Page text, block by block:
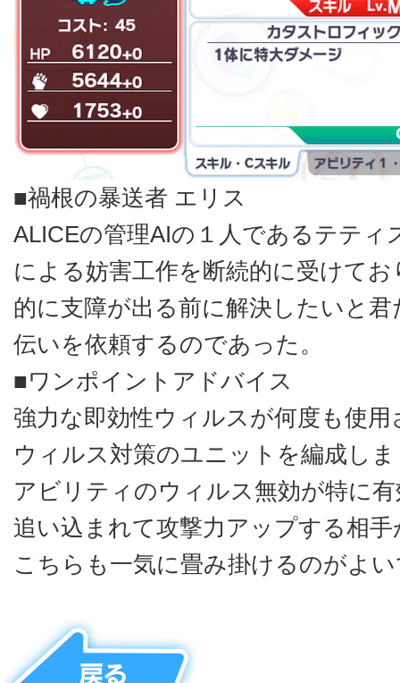
■禍根の暴送者 エリス
ALICEの管理AIの１人であるテティ
による妨害工作を断続的に受けて
的に支障が出る前に解決したいと
伝いを依頼するのであった。
■ワンポイントアドバイス
強力な即効性ウィルスが何度も使
ウィルス対策のユニットを編成し
アビリティのウィルス無効が特に
追い込まれて攻撃力アップする相
こちらも一気に畳み掛けるのがよ